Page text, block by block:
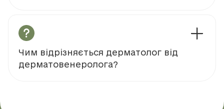
Чим відрізняється дерматолог від
дерматовенеролога?